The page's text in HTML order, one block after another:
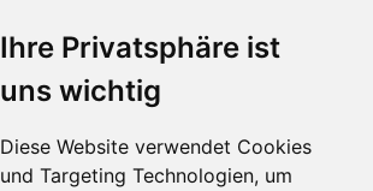
Ihre Privatsphäre ist
uns wichtig
Diese Website verwendet Cookies
und Targeting Technologien, um